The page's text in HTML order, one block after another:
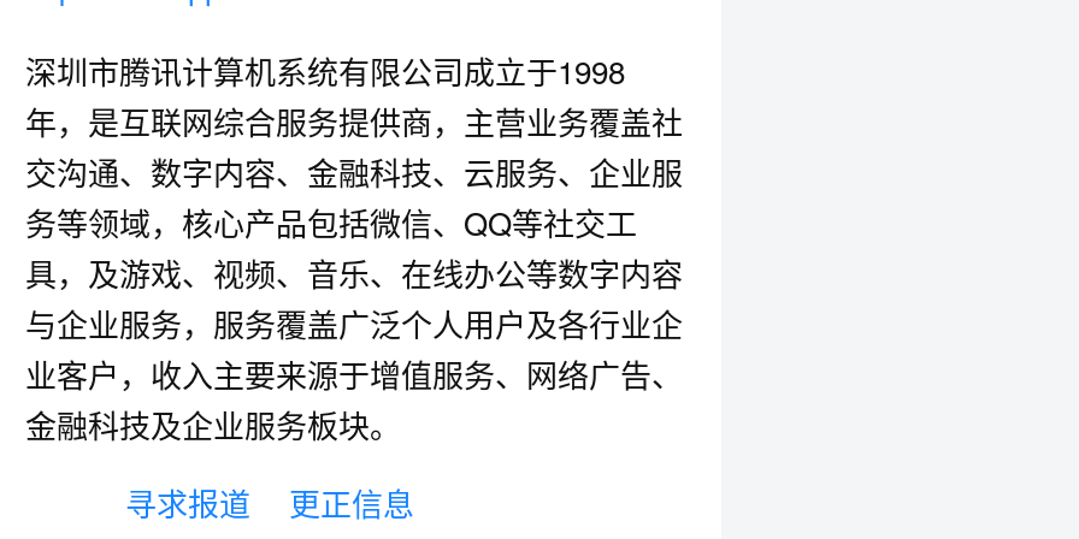
深圳市腾讯计算机系统有限公司成立于1998
年，是互联网综合服务提供商，主营业务覆盖社
交沟通、数字内容、金融科技、云服务、企业服
务等领域，核心产品包括微信、QQ等社交工
具，及游戏、视频、音乐、在线办公等数字内容
与企业服务，服务覆盖广泛个人用户及各行业企
业客户，收入主要来源于增值服务、网络广告、
金融科技及企业服务板块。
寻求报道
更正信息